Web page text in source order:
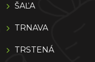
ŠAĽA
TRNAVA
TRSTENÁ